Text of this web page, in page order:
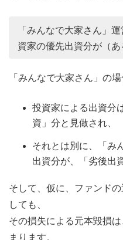
「みんなで大家さん」
資家の優先出資分が（
「みんなで大家さん」の場
投資家による出資分
資」分と見做され、
それとは別に、「み
出資分が、「劣後出
そして、仮に、ファンド
しても、
その損失による元本毀損
まります。